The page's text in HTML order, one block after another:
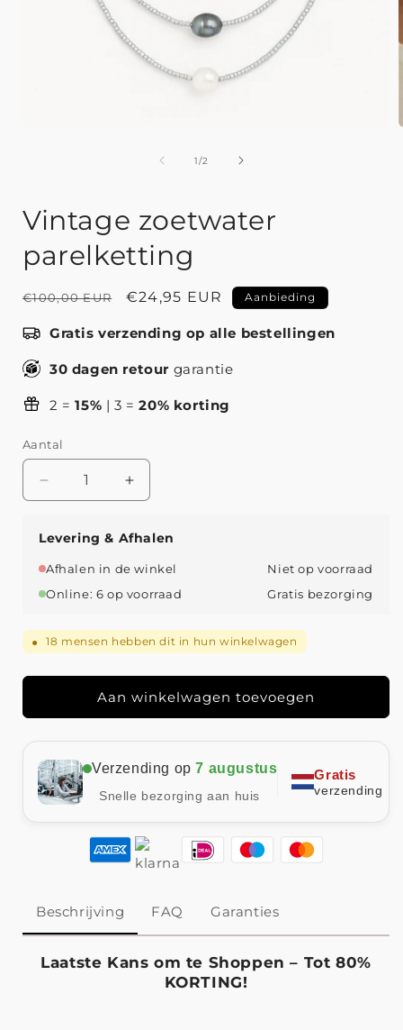
1/van
2
Vintage zoetwater
parelketting
Normale
€100,00 EUR Aanbiedingsprijs
€24,95 EUR Aanbieding
Gratis verzending op alle bestellingen
30 dagen retour garantie
2 =15% | 3 =20% korting
Aantal
Aantal
verlagen
Vintage
zoetwater
Aantal
verhogen
Vintage
zoetwater
Levering & Afhalen
Afhalen in de winkel
Niet op voorraad
Online: 6 op voorraad
Gratis bezorging
● 18 mensen hebben dit in hun winkelwagen
Aan winkelwagen toevoegen
Verzending op7 augustus
Snelle bezorging aan huis
Gratis
verzending
Beschrijving FAQ Garanties
Laatste Kans om te Shoppen – Tot 80%
KORTING!